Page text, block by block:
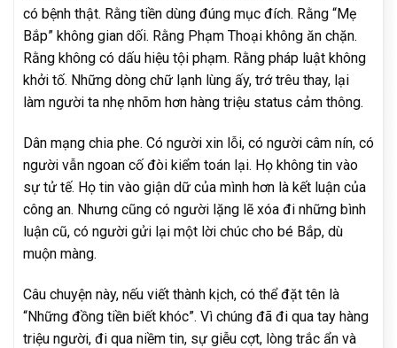
có bệnh thật. Rằng tiền dùng đúng mục đích. Rằng “Mẹ
Bắp” không gian dối. Rằng Phạm Thoại không ăn chặn.
Rằng không có dấu hiệu tội phạm. Rằng pháp luật không
khởi tố. Những dòng chữ lạnh lùng ấy, trớ trêu thay, lại
làm người ta nhẹ nhõm hơn hàng triệu status cảm thông.
Dân mạng chia phe. Có người xin lỗi, có người câm nín, có
người vẫn ngoan cố đòi kiểm toán lại. Họ không tin vào
sự tử tế. Họ tin vào giận dữ của mình hơn là kết luận của
công an. Nhưng cũng có người lặng lẽ xóa đi những bình
luận cũ, có người gửi lại một lời chúc cho bé Bắp, dù
muộn màng.
Câu chuyện này, nếu viết thành kịch, có thể đặt tên là
“Những đồng tiền biết khóc”. Vì chúng đã đi qua tay hàng
triệu người, đi qua niềm tin, sự giễu cợt, lòng trắc ẩn và